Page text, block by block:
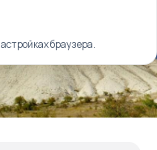
браузера.